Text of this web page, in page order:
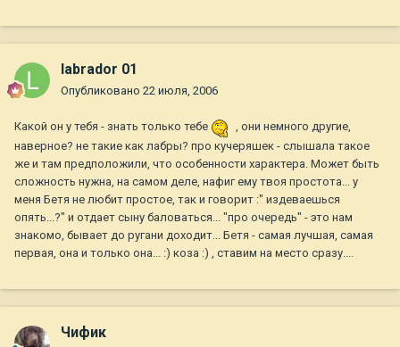
labrador 01
Опубликовано 22 июля, 2006
Какой он у тебя - знать только тебе
, они немного другие,
наверное? не такие как лабры? про кучеряшек - слышала такое
же и там предположили, что особенности характера. Может быть
сложность нужна, на самом деле, нафиг ему твоя простота... у
меня Бетя не любит простое, так и говорит :" издеваешься
опять...?" и отдает сыну баловаться... "про очередь" - это нам
знакомо, бывает до ругани доходит... Бетя - самая лучшая, самая
первая, она и только она... :) коза :) , ставим на место сразу....
Чифик